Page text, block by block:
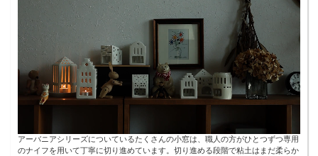
アーバニアシリーズについているたくさんの小窓は、職人の方がひとつずつ専用
のナイフを用いて丁寧に切り進めています。切り進める段階で粘土はまだ柔らか